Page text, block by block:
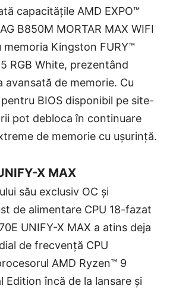
capacitățile AMD EXPO™
B850M MORTAR MAX WIFI
memoria Kingston FURY™
RGB White, prezentând
avansată de memorie. Cu
BIOS disponibil pe site-
pot debloca în continuare
de memorie cu ușurință.
X MAX
său exclusiv OC și
de alimentare CPU 18-fazat
UNIFY-X MAX a atins deja
de frecvență CPU
AMD Ryzen™ 9
Edition încă de la lansare și